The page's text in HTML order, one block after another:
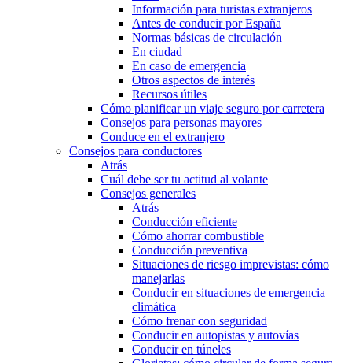
Información para turistas extranjeros
Antes de conducir por España
Normas básicas de circulación
En ciudad
En caso de emergencia
Otros aspectos de interés
Recursos útiles
Cómo planificar un viaje seguro por carretera
Consejos para personas mayores
Conduce en el extranjero
Consejos para conductores
Atrás
Cuál debe ser tu actitud al volante
Consejos generales
Atrás
Conducción eficiente
Cómo ahorrar combustible
Conducción preventiva
Situaciones de riesgo imprevistas: cómo
manejarlas
Conducir en situaciones de emergencia
climática
Cómo frenar con seguridad
Conducir en autopistas y autovías
Conducir en túneles